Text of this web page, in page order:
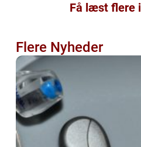
Få læst flere
Flere Nyheder